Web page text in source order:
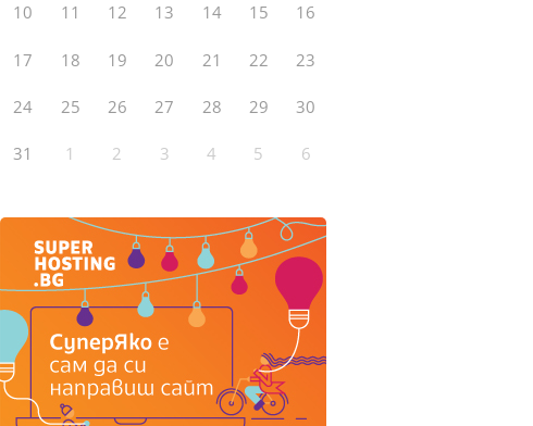
10 11 12 13 14 15 16
17 18 19 20 21 22 23
24 25 26 27 28 29 30
31 1 2 3 4 5 6